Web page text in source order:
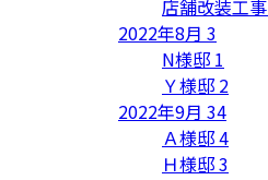
店舗改装工事
2022年8月 3
N様邸 1
Ｙ様邸 2
2022年9月 34
Ａ様邸4
Ｈ様邸3